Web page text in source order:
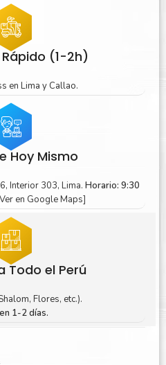
Rápido (1-2h)
en Lima y Callao.
Hoy Mismo
Interior 303, Lima. Horario: 9:30
en Google Maps]
Todo el Perú
Flores, etc.).
1-2 días.